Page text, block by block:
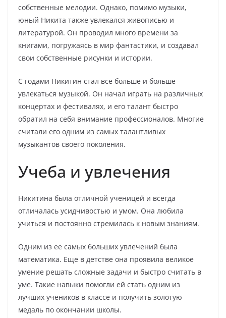
собственные мелодии. Однако, помимо музыки,
юный Никита также увлекался живописью и
литературой. Он проводил много времени за
книгами, погружаясь в мир фантастики, и создавал
свои собственные рисунки и истории.
С годами Никитин стал все больше и больше
увлекаться музыкой. Он начал играть на различных
концертах и фестивалях, и его талант быстро
обратил на себя внимание профессионалов. Многие
считали его одним из самых талантливых
музыкантов своего поколения.
Учеба и увлечения
Никитина была отличной ученицей и всегда
отличалась усидчивостью и умом. Она любила
учиться и постоянно стремилась к новым знаниям.
Одним из ее самых больших увлечений была
математика. Еще в детстве она проявила великое
умение решать сложные задачи и быстро считать в
уме. Такие навыки помогли ей стать одним из
лучших учеников в классе и получить золотую
медаль по окончании школы.